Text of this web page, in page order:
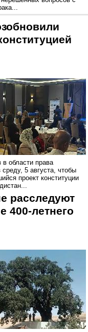
в области права
5 августа, чтобы
проект конституции
расследуют
400-летнего